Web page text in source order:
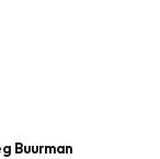
Buurman